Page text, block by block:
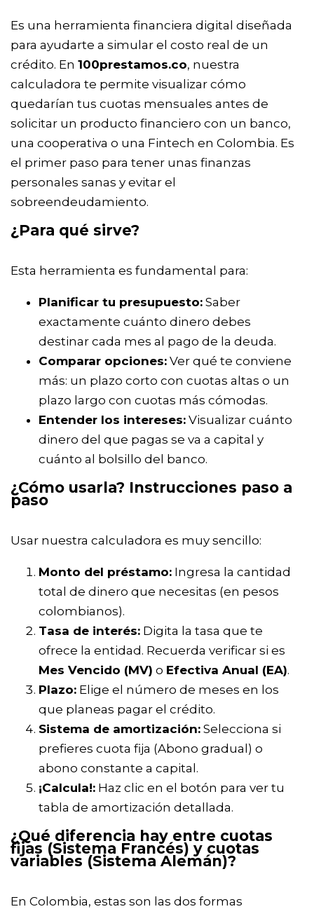
Es una herramienta financiera digital diseñada
para ayudarte a simular el costo real de un
crédito. En 100prestamos.co, nuestra
calculadora te permite visualizar cómo
quedarían tus cuotas mensuales antes de
solicitar un producto financiero con un banco,
una cooperativa o una Fintech en Colombia. Es
el primer paso para tener unas finanzas
personales sanas y evitar el
sobreendeudamiento.
¿Para qué sirve?
Esta herramienta es fundamental para:
Planificar tu presupuesto: Saber
exactamente cuánto dinero debes
destinar cada mes al pago de la deuda.
Comparar opciones: Ver qué te conviene
más: un plazo corto con cuotas altas o un
plazo largo con cuotas más cómodas.
Entender los intereses: Visualizar cuánto
dinero del que pagas se va a capital y
cuánto al bolsillo del banco.
¿Cómo usarla? Instrucciones paso a
paso
Usar nuestra calculadora es muy sencillo:
Monto del préstamo: Ingresa la cantidad
total de dinero que necesitas (en pesos
colombianos).
Tasa de interés: Digita la tasa que te
ofrece la entidad. Recuerda verificar si es
Mes Vencido (MV) o Efectiva Anual (EA).
Plazo: Elige el número de meses en los
que planeas pagar el crédito.
Sistema de amortización: Selecciona si
prefieres cuota fija (Abono gradual) o
abono constante a capital.
¡Calcula!: Haz clic en el botón para ver tu
tabla de amortización detallada.
¿Qué diferencia hay entre cuotas
fijas (Sistema Francés) y cuotas
variables (Sistema Alemán)?
En Colombia, estas son las dos formas